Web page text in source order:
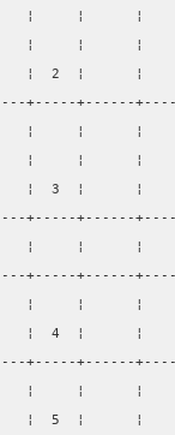
¦     ¦
¦     ¦
¦  2  ¦
+-----+------
¦     ¦
¦     ¦
¦  3  ¦
+-----+------
¦     ¦
+-----+------
¦     ¦
¦  4  ¦
+-----+------
¦     ¦
¦  5  ¦